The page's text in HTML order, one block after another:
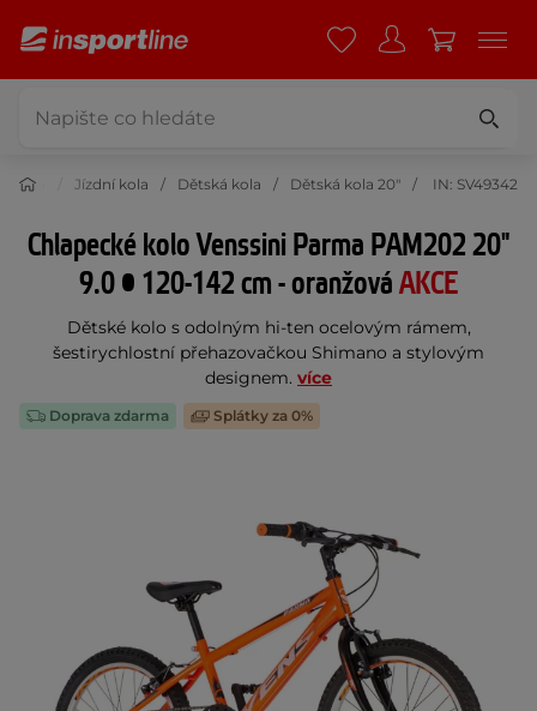
Jízdní kola Dětská kola Dětská kola 20" IN: SV49342
Chlapecké kolo Venssini Parma PAM202 20"
9.0 • 120-142 cm - oranžováAKCE
Dětské kolo s odolným hi-ten ocelovým rámem,
šestirychlostní přehazovačkou Shimano a stylovým
designem. více
Doprava zdarma Splátky za 0%